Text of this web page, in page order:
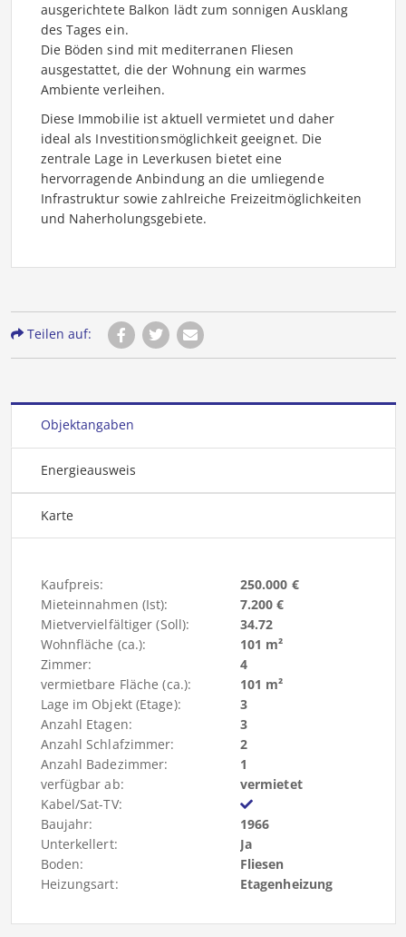
ausgerichtete Balkon lädt zum sonnigen Ausklang
des Tages ein.
Die Böden sind mit mediterranen Fliesen
ausgestattet, die der Wohnung ein warmes
Ambiente verleihen.
Diese Immobilie ist aktuell vermietet und daher
ideal als Investitionsmöglichkeit geeignet. Die
zentrale Lage in Leverkusen bietet eine
hervorragende Anbindung an die umliegende
Infrastruktur sowie zahlreiche Freizeitmöglichkeiten
und Naherholungsgebiete.
Teilen auf:
Objektangaben
Energieausweis
Karte
Kaufpreis:
250.000 €
Mieteinnahmen (Ist):
7.200 €
Mietvervielfältiger (Soll):
34.72
Wohnfläche (ca.):
101 m²
Zimmer:
4
vermietbare Fläche (ca.):
101 m²
Lage im Objekt (Etage):
3
Anzahl Etagen:
3
Anzahl Schlafzimmer:
2
Anzahl Badezimmer:
1
verfügbar ab:
vermietet
Kabel/Sat-TV:
Baujahr:
1966
Unterkellert:
Ja
Boden:
Fliesen
Heizungsart:
Etagenheizung